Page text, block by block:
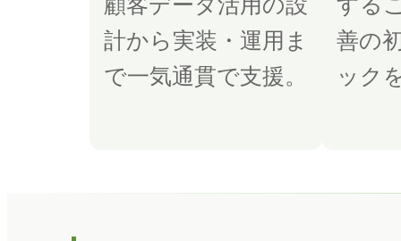
計から実装・運用ま
で一気通貫で支援。
善の
ック